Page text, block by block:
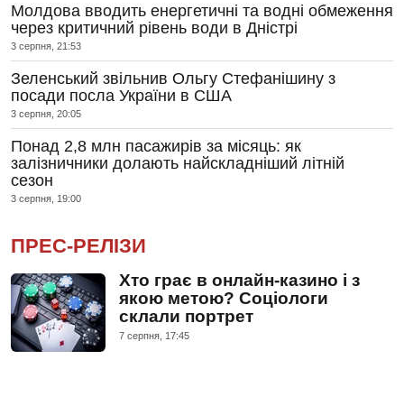
Молдова вводить енергетичні та водні обмеження
через критичний рівень води в Дністрі
3 серпня, 21:53
Зеленський звільнив Ольгу Стефанішину з
посади посла України в США
3 серпня, 20:05
Понад 2,8 млн пасажирів за місяць: як
залізничники долають найскладніший літній
сезон
3 серпня, 19:00
ПРЕС-РЕЛІЗИ
Хто грає в онлайн-казино і з
якою метою? Соціологи
склали портрет
7 серпня, 17:45